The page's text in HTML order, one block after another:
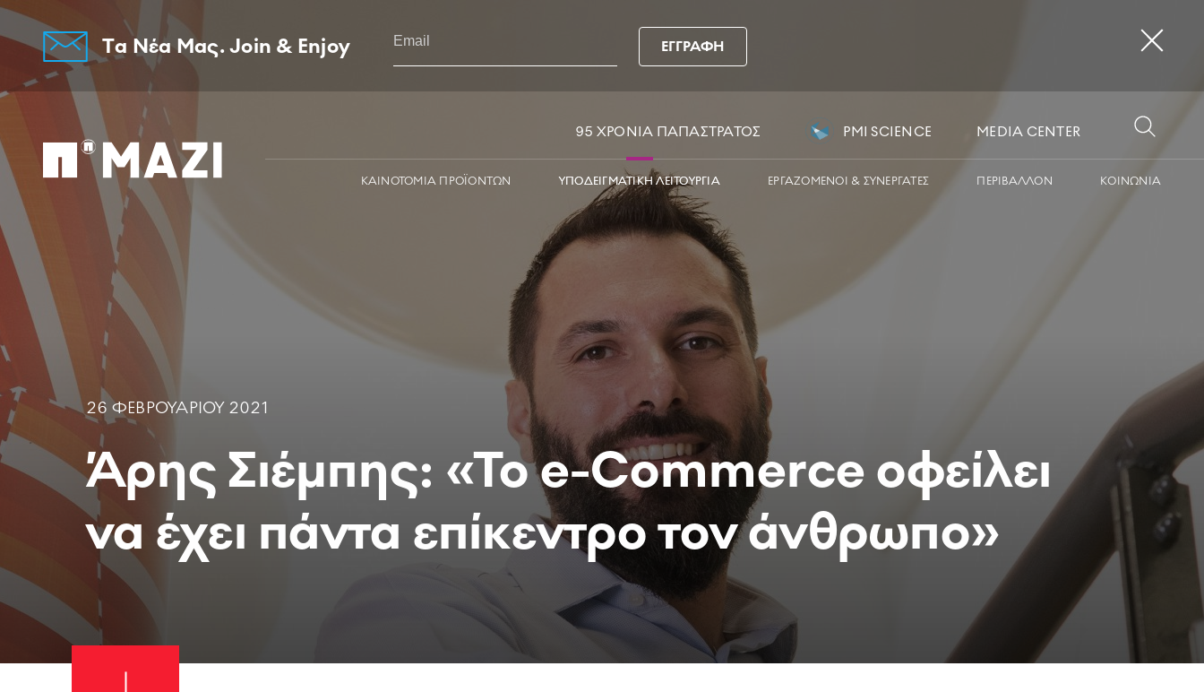
Tα Νέα Μας. Join & Enjoy ΕΓΓΡΑΦΗ
Home
95 ΧΡΟΝΙΑ ΠΑΠΑΣΤΡΑΤΟΣ PMI SCIENCE MEDIA CENTER
ΚΑΙΝΟΤΟΜΙΑ ΠΡΟΪΟΝΤΩΝ ΥΠΟΔΕΙΓΜΑΤΙΚΗ ΛΕΙΤΟΥΡΓΙΑ ΕΡΓΑZOMΕΝΟΙ & ΣΥΝΕΡΓΑΤΕΣ ΠΕΡΙΒΑΛΛΟΝ ΚΟΙΝΩΝΙA
26 ΦΕΒΡΟΥΑΡΙΟΥ 2021
Άρης Σιέμπης: «Το e-Commerce οφείλει
να έχει πάντα επίκεντρο τον άνθρωπο»